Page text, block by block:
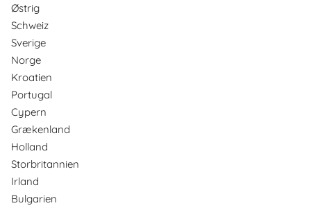
Østrig
Schweiz
Sverige
Norge
Kroatien
Portugal
Cypern
Grækenland
Holland
Storbritannien
Irland
Bulgarien